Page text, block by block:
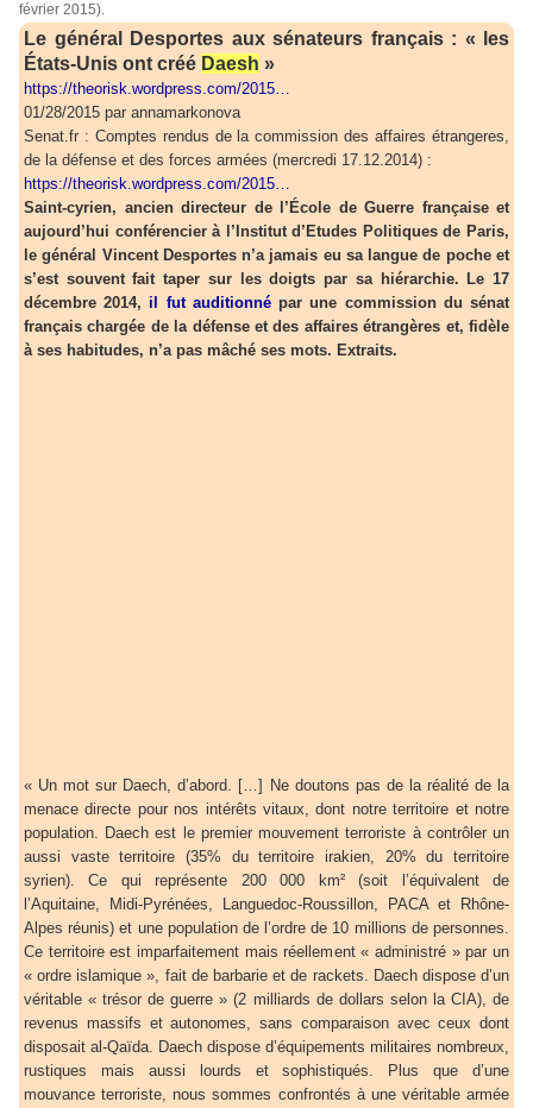
février 2015).
Le général Desportes aux sénateurs français : « les
États-Unis ont créé Daesh »
https://theorisk.wordpress.com/2015…
01/28/2015 par annamarkonova
Senat.fr : Comptes rendus de la commission des affaires étrangeres,
de la défense et des forces armées (mercredi 17.12.2014) :
https://theorisk.wordpress.com/2015…
Saint-cyrien, ancien directeur de l’École de Guerre française et
aujourd’hui conférencier à l’Institut d’Etudes Politiques de Paris,
le général Vincent Desportes n’a jamais eu sa langue de poche et
s’est souvent fait taper sur les doigts par sa hiérarchie. Le 17
décembre 2014,il fut auditionnépar une commission du sénat
français chargée de la défense et des affaires étrangères et, fidèle
à ses habitudes, n’a pas mâché ses mots. Extraits.
« Un mot sur Daech, d’abord. […] Ne doutons pas de la réalité de la
menace directe pour nos intérêts vitaux, dont notre territoire et notre
population. Daech est le premier mouvement terroriste à contrôler un
aussi vaste territoire (35% du territoire irakien, 20% du territoire
syrien). Ce qui représente 200 000 km² (soit l’équivalent de
l’Aquitaine, Midi-Pyrénées, Languedoc-Roussillon, PACA et Rhône-
Alpes réunis) et une population de l’ordre de 10 millions de personnes.
Ce territoire est imparfaitement mais réellement « administré » par un
« ordre islamique », fait de barbarie et de rackets. Daech dispose d’un
véritable « trésor de guerre » (2 milliards de dollars selon la CIA), de
revenus massifs et autonomes, sans comparaison avec ceux dont
disposait al-Qaïda. Daech dispose d’équipements militaires nombreux,
rustiques mais aussi lourds et sophistiqués. Plus que d’une
mouvance terroriste, nous sommes confrontés à une véritable armée